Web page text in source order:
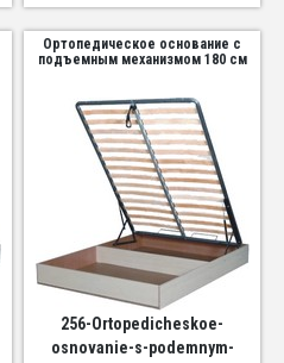
Ортопедическое основание с
подъемным механизмом 180 см
256-Ortopedicheskoe-
osnovanie-s-podemnym-